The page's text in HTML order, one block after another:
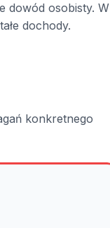
dowód osobisty. W
dochody.
konkretnego